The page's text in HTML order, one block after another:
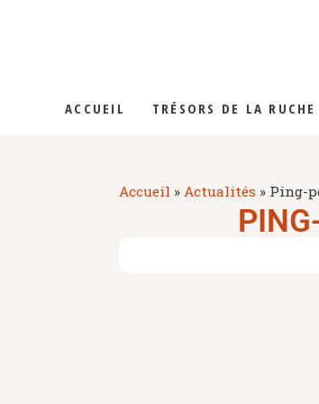
ACCUEIL TRÉSORS DE LA RUCHE
LA GELÉE ROYALE
Accueil » Actualités » Ping-